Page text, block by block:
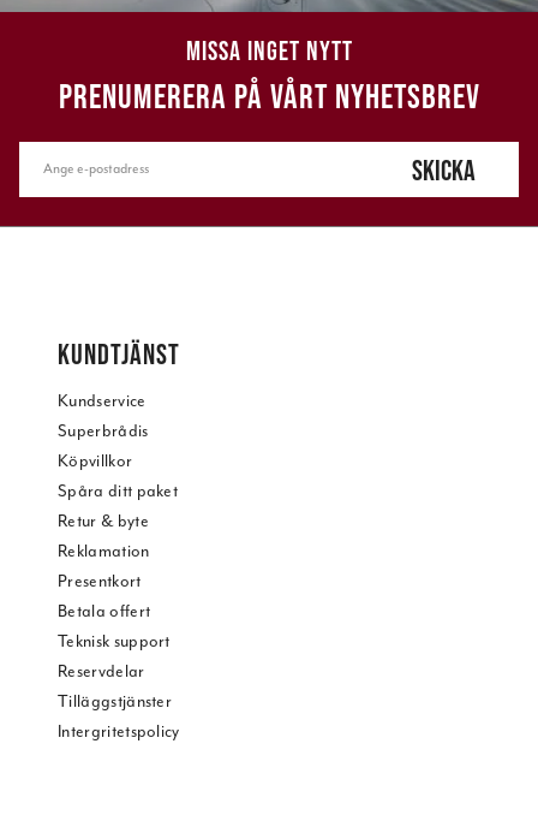
MISSA INGET NYTT
PRENUMERERA PÅ VÅRT NYHETSBREV
SKICKA
KUNDTJÄNST
Kundservice
Superbrådis
Köpvillkor
Spåra ditt paket
Retur & byte
Reklamation
Presentkort
Betala offert
Teknisk support
Reservdelar
Tilläggstjänster
Intergritetspolicy